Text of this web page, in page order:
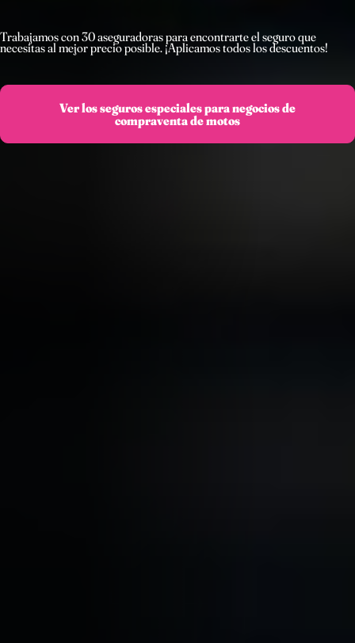
Trabajamos con 30 aseguradoras para encontrarte el seguro que
necesitas al mejor precio posible. ¡Aplicamos todos los descuentos!
Ver los seguros especiales para negocios de
compraventa de motos